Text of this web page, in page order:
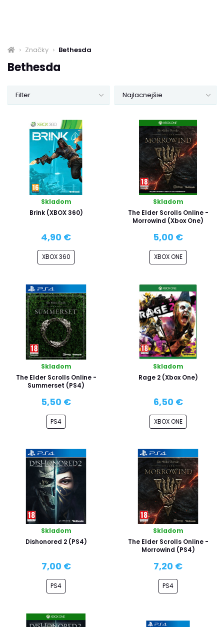
Značky Bethesda
Bethesda
Najlacnejšie
Filter
Skladom
Brink (XBOX 360)
4,90 €
XBOX 360
Skladom
The Elder Scrolls Online -
Morrowind (Xbox One)
5,00 €
XBOX ONE
Skladom
The Elder Scrolls Online -
Summerset (PS4)
5,50 €
PS4
Skladom
Rage 2 (Xbox One)
6,50 €
XBOX ONE
Skladom
Dishonored 2 (PS4)
7,00 €
PS4
Skladom
The Elder Scrolls Online -
Morrowind (PS4)
7,20 €
PS4